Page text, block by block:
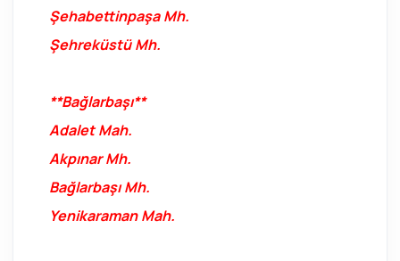
Şehabettinpaşa Mh.
Şehreküstü Mh.
**Bağlarbaşı**
Adalet Mah.
Akpınar Mh.
Bağlarbaşı Mh.
Yenikaraman Mah.